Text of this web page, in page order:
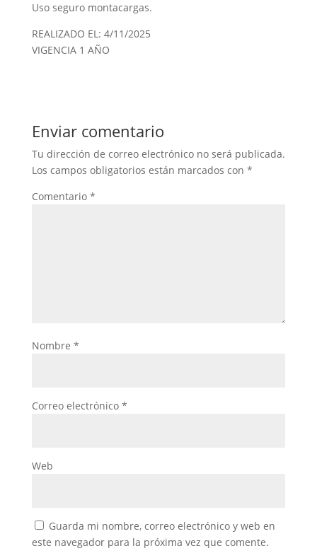
Uso seguro montacargas.
REALIZADO EL: 4/11/2025
VIGENCIA 1 AÑO
Enviar comentario
Tu dirección de correo electrónico no será publicada.
Los campos obligatorios están marcados con *
Comentario *
Nombre *
Correo electrónico *
Web
Guarda mi nombre, correo electrónico y web en
este navegador para la próxima vez que comente.